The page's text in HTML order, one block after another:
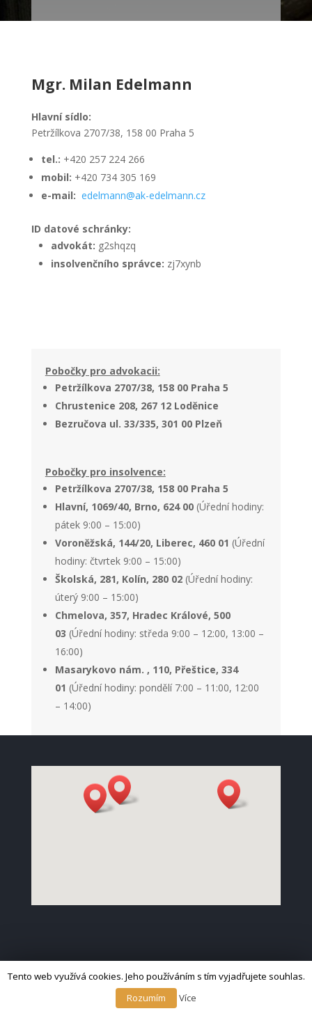
Mgr. Milan Edelmann
Hlavní sídlo:
Petržílkova 2707/38, 158 00 Praha 5
tel.: +420 257 224 266
mobil: +420 734 305 169
e-mail: edelmann@ak-edelmann.cz
ID datové schránky:
advokát: g2shqzq
insolvenčního správce: zj7xynb
Pobočky pro advokacii:
Petržílkova 2707/38, 158 00 Praha 5
Chrustenice 208, 267 12 Loděnice
Bezručova ul. 33/335, 301 00 Plzeň
Pobočky pro insolvence:
Petržílkova 2707/38, 158 00 Praha 5
Hlavní, 1069/40, Brno, 624 00(Úřední hodiny:
pátek 9:00 – 15:00)
Voroněžská, 144/20, Liberec, 460 01 (Úřední
hodiny: čtvrtek 9:00 – 15:00)
Školská, 281, Kolín, 280 02 (Úřední hodiny:
úterý 9:00 – 15:00)
Chmelova, 357, Hradec Králové, 500
03 (Úřední hodiny: středa 9:00 – 12:00, 13:00 –
16:00)
Masarykovo nám. , 110, Přeštice, 334
01 (Úřední hodiny: pondělí 7:00 – 11:00, 12:00
– 14:00)
Copyright © 2019 - 2020 Mgr. Milan Edelmann | Web
vytvořilNikArt Beroun
Tento web využívá cookies. Jeho používáním s tím vyjadřujete souhlas.
Rozumím
Více